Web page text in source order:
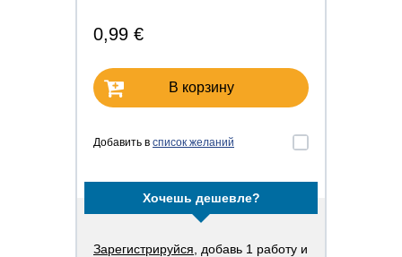
0,99 €
В корзину
Добавить в список желаний
Хочешь дешевле?
Зарегистрируйся , добавь 1 работу и